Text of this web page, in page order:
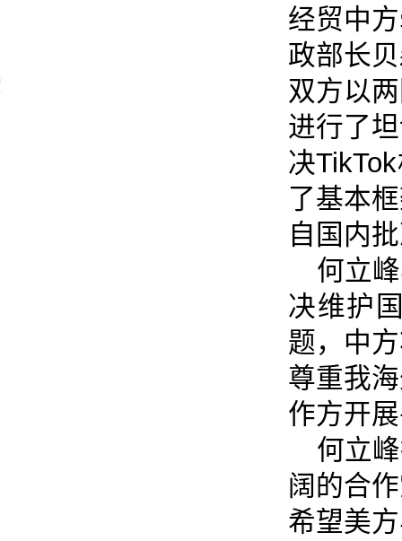
经贸中
政部长
双方以
进行了
决
了基本
自国内
何立
决维护
题，中
尊重我
作方开
何立
阔的合
希望美